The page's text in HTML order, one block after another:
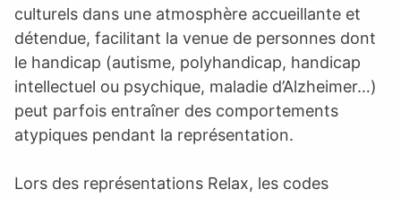
culturels dans une atmosphère accueillante et
détendue, facilitant la venue de personnes dont
le handicap (autisme, polyhandicap, handicap
intellectuel ou psychique, maladie d’Alzheimer…)
peut parfois entraîner des comportements
atypiques pendant la représentation.
Lors des représentations Relax, les codes